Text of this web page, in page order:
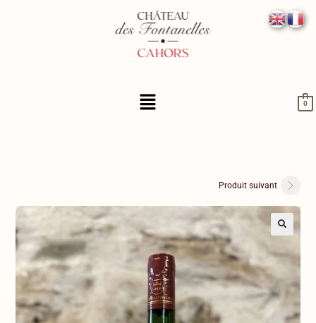
0
Produit suivant